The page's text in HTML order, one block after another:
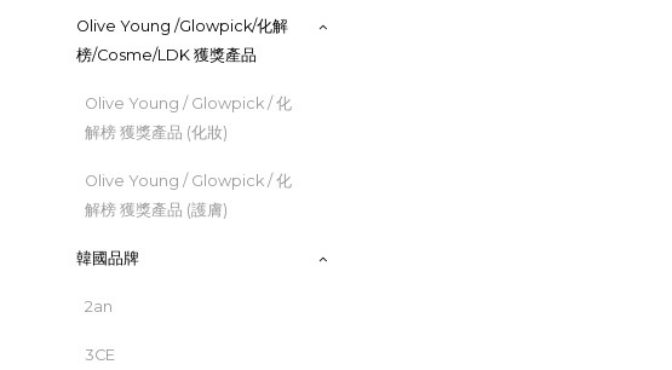
Olive Young /Glowpick/化解
榜/Cosme/LDK 獲獎產品
Olive Young / Glowpick / 化
解榜 獲獎產品 (化妝)
Olive Young / Glowpick / 化
解榜 獲獎產品 (護膚)
韓國品牌
2an
3CE